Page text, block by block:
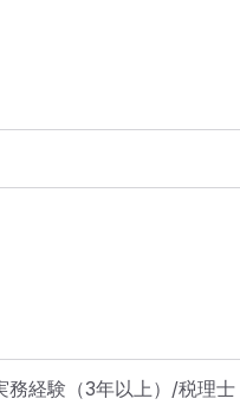
務経験（3年以上）/税理士